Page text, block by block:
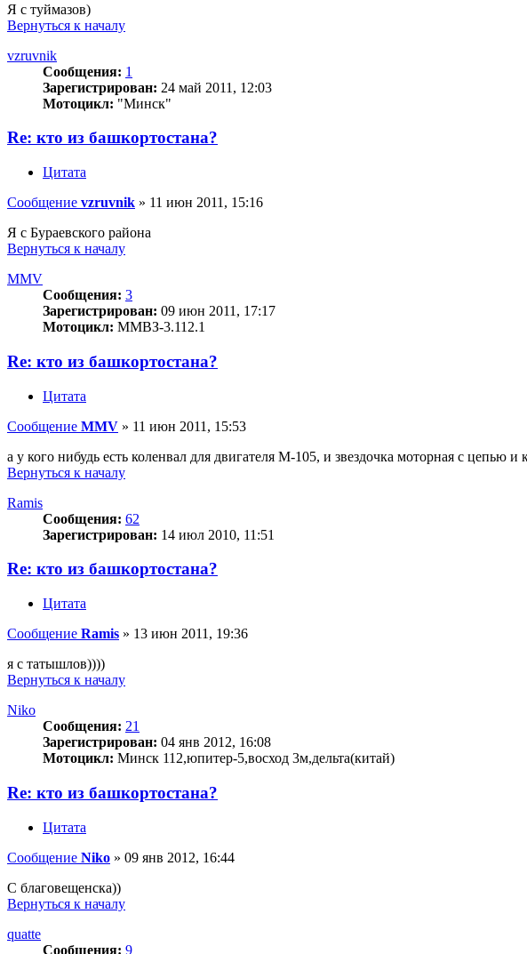
Я с туймазов)
Вернуться к началу
vzruvnik
Сообщения: 1
Зарегистрирован: 24 май 2011, 12:03
Мотоцикл: "Минск"
Re: кто из башкортостана?
Цитата
Сообщение vzruvnik » 11 июн 2011, 15:16
Я с Бураевского района
Вернуться к началу
MMV
Сообщения: 3
Зарегистрирован: 09 июн 2011, 17:17
Мотоцикл: ММВЗ-3.112.1
Re: кто из башкортостана?
Цитата
Сообщение MMV » 11 июн 2011, 15:53
а у кого нибудь есть коленвал для двигателя М-105, и звездочка моторная с цепью
Вернуться к началу
Ramis
Сообщения: 62
Зарегистрирован: 14 июл 2010, 11:51
Re: кто из башкортостана?
Цитата
Сообщение Ramis » 13 июн 2011, 19:36
я с татышлов))))
Вернуться к началу
Niko
Сообщения: 21
Зарегистрирован: 04 янв 2012, 16:08
Мотоцикл: Минск 112,юпитер-5,восход 3м,дельта(китай)
Re: кто из башкортостана?
Цитата
Сообщение Niko » 09 янв 2012, 16:44
С благовещенска))
Вернуться к началу
quatte
Сообщения: 9